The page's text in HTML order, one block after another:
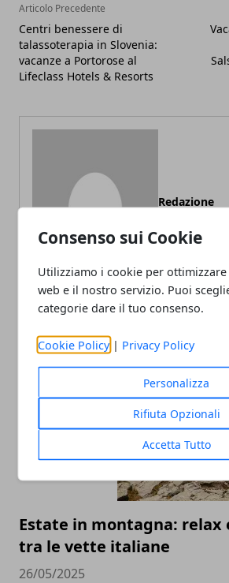
Consenso sui Cookie
Utilizziamo i cookie per
web e il nostro servizio. Puoi
categorie dare il tuo consenso.
Cookie Policy | Privacy Policy
Personalizza
Rifiuta Opzionali
Accetta Tutto
Articolo Precedente
Centri benessere di
talassoterapia in Slovenia:
vacanze a Portorose al
Lifeclass Hotels & Resorts
Redazione
ARTICOLI CORRELATI
Estate in montagna: relax
tra le vette italiane
26/05/2025